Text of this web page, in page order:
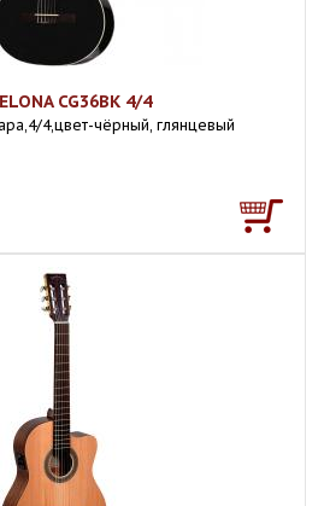
CG36BK 4/4
4,цвет-чёрный, глянцевый